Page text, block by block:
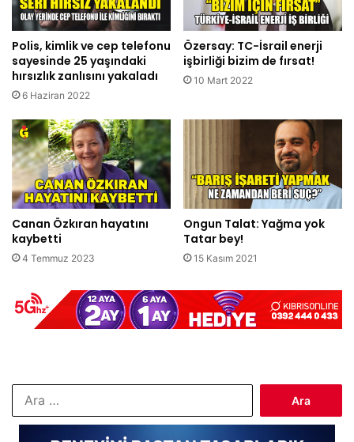
Polis, kimlik ve cep telefonu
sayesinde 25 yaşındaki
hırsızlık zanlısını yakaladı
6 Haziran 2022
Özersay: TC-İsrail enerji
işbirliği bizim de fırsat!
10 Mart 2022
Canan Özkıran hayatını
kaybetti
4 Temmuz 2023
Ongun Talat: Yağma yok
Tatar bey!
15 Kasım 2021